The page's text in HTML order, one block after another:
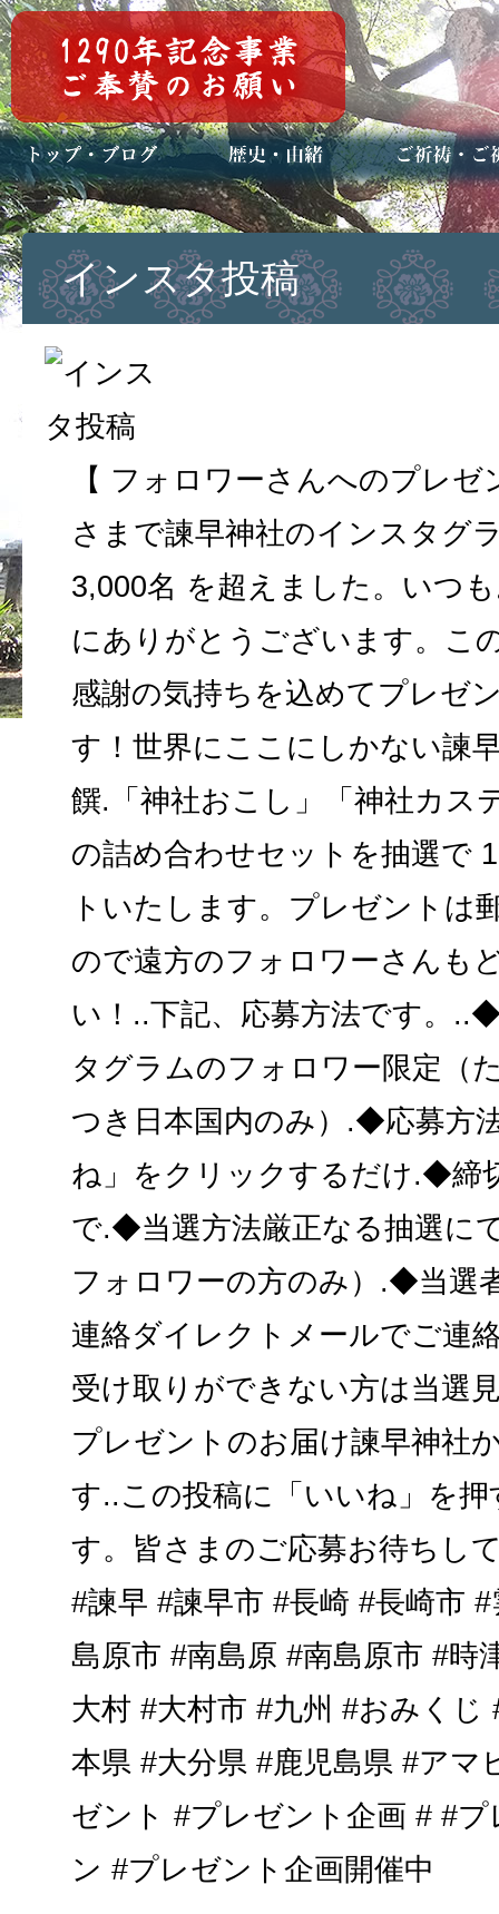
トップページ
ブログ(日々八百万)
お知らせ一覧 歴史・ご祭神
年中行事
メディア掲載 ご祈祷・ご祈
安産祈願
初宮参り
七五三詣
長寿のお祝い
神前結婚式
厄祓い・方位
車のお祓い
地鎮祭
神葬祭（神式
インスタ投稿
【 フォロワーさんへのプレ
さまで諫早神社のインスタグ
3,000名 を超えました。いつ
にありがとうございます。こ
感謝の気持ちを込めてプレゼ
す！世界にここにしかない諫
饌.「神社おこし」「神社カス
の詰め合わせセットを抽選で
トいたします。プレゼントは
ので遠方のフォロワーさんも
い！..下記、応募方法です。
タグラムのフォロワー限定（
つき日本国内のみ）.◆応募方
ね」をクリックするだけ.◆締
で.◆当選方法厳正なる抽選に
フォロワーの方のみ）.◆当選
連絡ダイレクトメールでご連
受け取りができない方は当選
プレゼントのお届け諫早神社
す..この投稿に「いいね」を
す。皆さまのご応募お待ちし
#諫早 #諫早市 #長崎 #長崎市
島原市 #南島原 #南島原市 #時
大村 #大村市 #九州 #おみくじ
本県 #大分県 #鹿児島県 #アマ
ゼント #プレゼント企画 # #
ン #プレゼント企画開催中